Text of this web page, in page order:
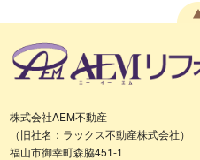
株式会社AEM不動産
（旧社名：ラックス不動産株式会社）
福山市御幸町森脇451-1